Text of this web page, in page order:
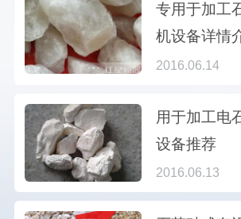
专用于加工
机设备详情
2016.06.14
用于加工电
设备推荐
2016.06.13